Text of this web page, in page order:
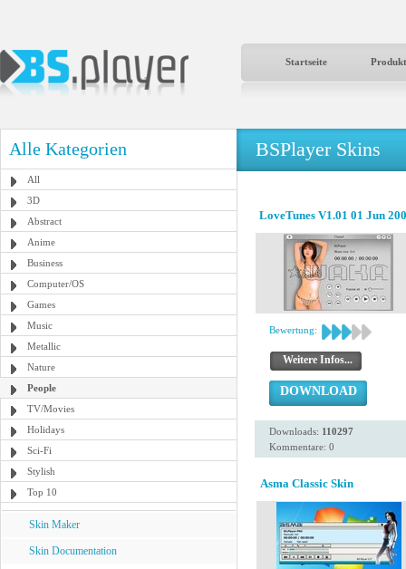
Startseite
Alle Kategorien
All
3D
Abstract
Anime
Business
Computer/OS
Games
Music
Metallic
Nature
People
TV/Movies
Holidays
Sci-Fi
Stylish
Top 10
Skin Maker
Skin Documentation
BSPlayer Skins
LoveTunes V1.01 01 Jun
Bewertung:
Weitere Infos...
DOWNLOAD
Downloads: 110297
Kommentare: 0
Asma Classic Skin